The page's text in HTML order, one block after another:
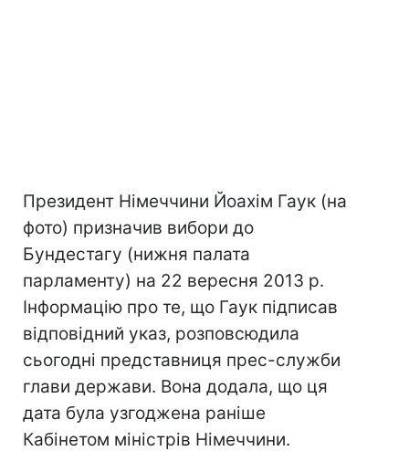
Президент Німеччини Йоахім Гаук (на
фото) призначив вибори до
Бундестагу (нижня палата
парламенту) на 22 вересня 2013 р.
Інформацію про те, що Гаук підписав
відповідний указ, розповсюдила
сьогодні представниця прес-служби
глави держави. Вона додала, що ця
дата була узгоджена раніше
Кабінетом міністрів Німеччини.